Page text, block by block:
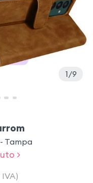
1 9
Tampa
>